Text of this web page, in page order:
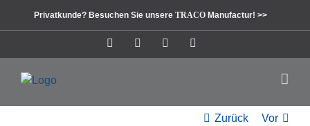
Privatkunde? Besuchen Sie unsere TRACO Manufactur! >>
InstagramFacebookPinterest
Zurück Vor